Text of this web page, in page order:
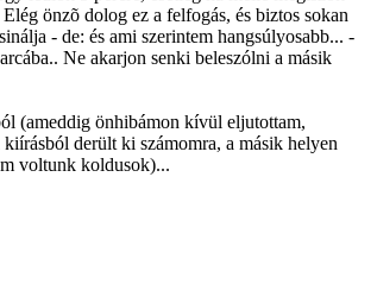
önzõ dolog ez a felfogás, és biztos sokan
- de: és ami szerintem hangsúlyosabb... -
Ne akarjon senki beleszólni a másik
(ameddig önhibámon kívül eljutottam,
derült ki számomra, a másik helyen
voltunk koldusok)...